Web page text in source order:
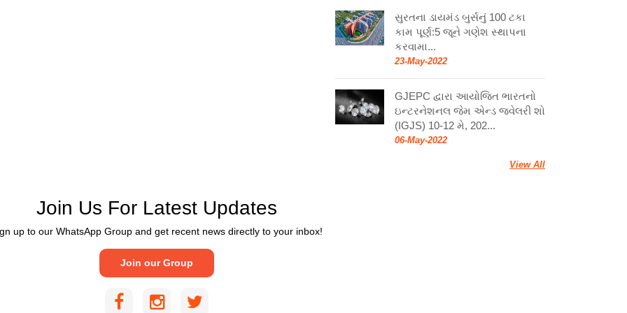
સુરતના ડાયમંડ બુર્સનું 100 ટકા
કામ પૂર્ણ:5 જૂને ગણેશ સ્થાપના
કરવામા...
23-May-2022
GJEPC દ્વારા આયોજિત ભારતનો
ઇન્ટરનેશનલ જેમ એન્ડ જ્વેલરી શો
(IGJS) 10-12 મે, 202...
06-May-2022
View All
Join Us For Latest Updates
up to our WhatsApp Group and get recent news directly to your inbox!
Join our Group